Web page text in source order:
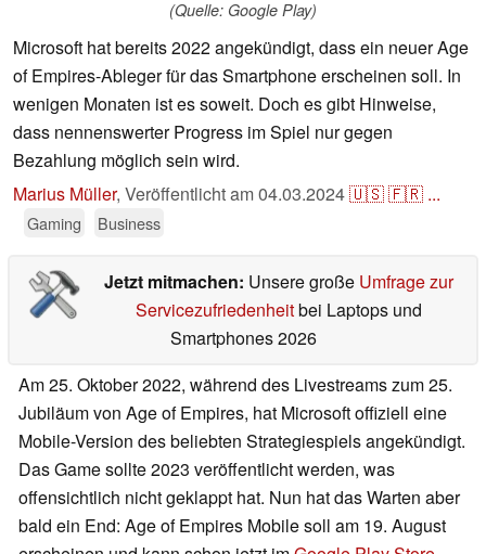
(Quelle: Google Play)
Microsoft hat bereits 2022 angekündigt, dass ein neuer Age
of Empires-Ableger für das Smartphone erscheinen soll. In
wenigen Monaten ist es soweit. Doch es gibt Hinweise,
dass nennenswerter Progress im Spiel nur gegen
Bezahlung möglich sein wird.
Marius Müller, Veröffentlicht am04.03.2024🇺🇸🇫🇷 ...
Gaming Business
Jetzt mitmachen: Unsere große Umfrage zur
Servicezufriedenheitbei Laptops und
Smartphones 2026
Am 25. Oktober 2022, während des Livestreams zum 25.
Jubiläum von Age of Empires, hat Microsoft offiziell eine
Mobile-Version des beliebten Strategiespiels angekündigt.
Das Game sollte 2023 veröffentlicht werden, was
offensichtlich nicht geklappt hat. Nun hat das Warten aber
bald ein End: Age of Empires Mobile soll am 19. August